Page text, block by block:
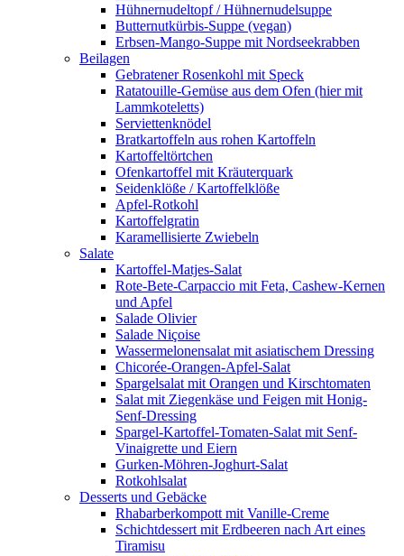
Hühnernudeltopf / Hühnernudelsuppe
Butternutkürbis-Suppe (vegan)
Erbsen-Mango-Suppe mit Nordseekrabben
Beilagen
Gebratener Rosenkohl mit Speck
Ratatouille-Gemüse aus dem Ofen (hier mit
Lammkoteletts)
Serviettenknödel
Bratkartoffeln aus rohen Kartoffeln
Kartoffeltörtchen
Ofenkartoffel mit Kräuterquark
Seidenklöße / Kartoffelklöße
Apfel-Rotkohl
Kartoffelgratin
Karamellisierte Zwiebeln
Salate
Kartoffel-Matjes-Salat
Rote-Bete-Carpaccio mit Feta, Cashew-Kernen
und Apfel
Salade Olivier
Salade Niçoise
Wassermelonensalat mit asiatischem Dressing
Chicorée-Orangen-Apfel-Salat
Spargelsalat mit Orangen und Kirschtomaten
Salat mit Ziegenkäse und Feigen mit Honig-
Senf-Dressing
Spargel-Kartoffel-Tomaten-Salat mit Senf-
Vinaigrette und Eiern
Gurken-Möhren-Joghurt-Salat
Rotkohlsalat
Desserts und Gebäcke
Rhabarberkompott mit Vanille-Creme
Schichtdessert mit Erdbeeren nach Art eines
Tiramisu